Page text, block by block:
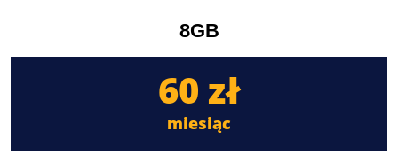
8GB
60 zł
miesiąc